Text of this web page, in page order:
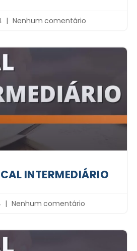
Nenhum comentário
INTERMEDIÁRIO
Nenhum comentário